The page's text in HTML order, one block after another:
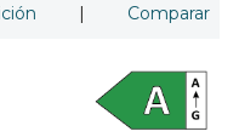
| Comparar